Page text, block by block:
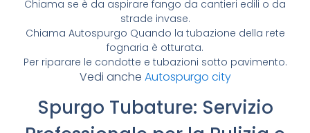
Chiama se è da aspirare fango da cantieri edili o da
strade invase.
Chiama Autospurgo Quando la tubazione della rete
fognaria è otturata.
Per riparare le condotte e tubazioni sotto pavimento.
Vedi anche Autospurgo city
Spurgo Tubature: Servizio